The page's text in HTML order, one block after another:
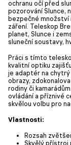
ochranu očí před
pozorování Slunce,
bezpečné
záření. Teleskop
planet, Slunce i
sluneční soustavy,
Práci s tímto
kvalitní optiku
je adaptér na
obrazy,
rodiny či
ovládání a příznivé
skvělou volbu pro
Vlastnosti:
Rozsah
Skvělý přístroj